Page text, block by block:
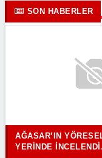
SON HABERLER
AĞASAR’IN
YERINDE